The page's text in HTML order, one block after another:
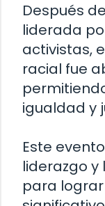
Después
liderada
activistas,
racial fue
igualdad y
Este
liderazgo
para